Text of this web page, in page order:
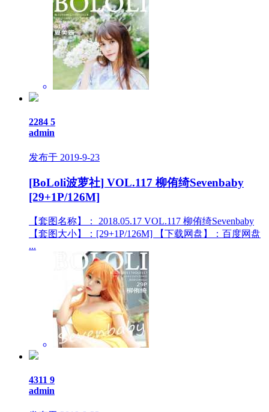
2284 5
admin
发布于 2019-9-23
[BoLoli波萝社] VOL.117 柳侑绮Sevenbaby
[29+1P/126M]
【套图名称】： 2018.05.17 VOL.117 柳侑绮Sevenbaby
【套图大小】：[29+1P/126M] 【下载网盘】：百度网盘
...
4311 9
admin